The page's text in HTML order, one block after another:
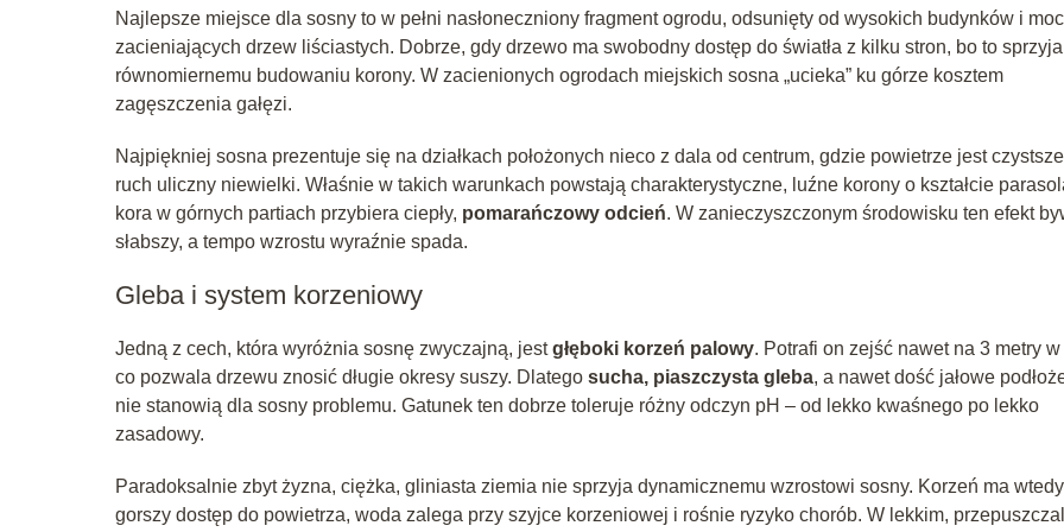
Najlepsze miejsce dla sosny to w pełni nasłoneczniony fragment ogrodu, odsunięty od wysokich budynków i
zacieniających drzew liściastych. Dobrze, gdy drzewo ma swobodny dostęp do światła z kilku stron, bo to sprzyja
równomiernemu budowaniu korony. W zacienionych ogrodach miejskich sosna „ucieka” ku górze kosztem
zagęszczenia gałęzi.
Najpiękniej sosna prezentuje się na działkach położonych nieco z dala od centrum, gdzie powietrze jest
ruch uliczny niewielki. Właśnie w takich warunkach powstają charakterystyczne, luźne korony o kształcie
kora w górnych partiach przybiera ciepły, pomarańczowy odcień. W zanieczyszczonym środowisku ten efekt
słabszy, a tempo wzrostu wyraźnie spada.
Gleba i system korzeniowy
Jedną z cech, która wyróżnia sosnę zwyczajną, jestgłęboki korzeń palowy. Potrafi on zejść nawet na 3 metry w
co pozwala drzewu znosić długie okresy suszy. Dlatego sucha, piaszczysta gleba, a nawet dość jałowe
nie stanowią dla sosny problemu. Gatunek ten dobrze toleruje różny odczyn pH – od lekko kwaśnego po lekko
zasadowy.
Paradoksalnie zbyt żyzna, ciężka, gliniasta ziemia nie sprzyja dynamicznemu wzrostowi sosny. Korzeń ma wtedy
gorszy dostęp do powietrza, woda zalega przy szyjce korzeniowej i rośnie ryzyko chorób. W lekkim,